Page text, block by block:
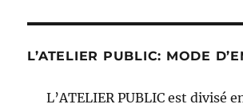
L’ATELIER PUBLIC: MODE
L’ATELIER PUBLIC est divisé